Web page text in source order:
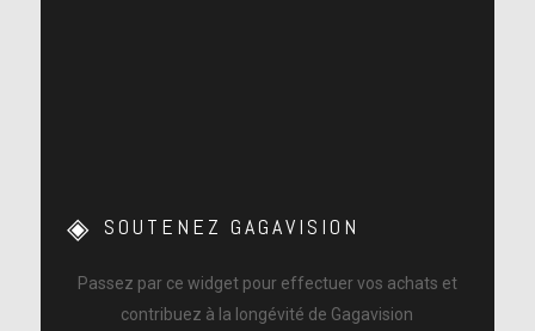
SOUTENEZ GAGAVISION
Passez par ce widget pour effectuer vos achats et
contribuez à la longévité de Gagavision